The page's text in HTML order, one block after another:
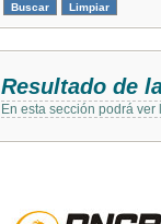
Resultado de
En esta sección podrá